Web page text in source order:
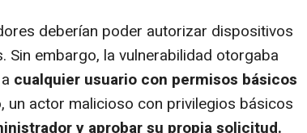
deberían poder autorizar dispositivos
Sin embargo, la vulnerabilidad otorgaba
cualquier usuario con permisos básicos
un actor malicioso con privilegios básicos
y aprobar su propia solicitud.